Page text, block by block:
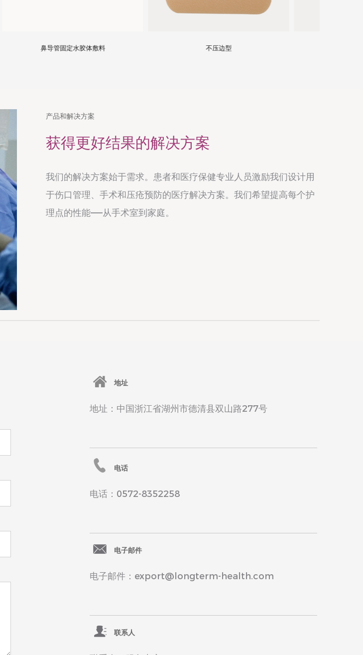
不压边型
产品和解决方案
获得更好结果的解决方案
我们的解决方案始于需求。患者和医疗保健专业人员激励我们设计用
于伤口管理、手术和压疮预防的医疗解决方案。我们希望提高每个护
理点的性能——从手术室到家庭。
地址
地址：中国浙江省湖州市德清县双山路277号
电话
电话：0572-8352258
电子邮件
电子邮件：export@longterm-health.com
联系人